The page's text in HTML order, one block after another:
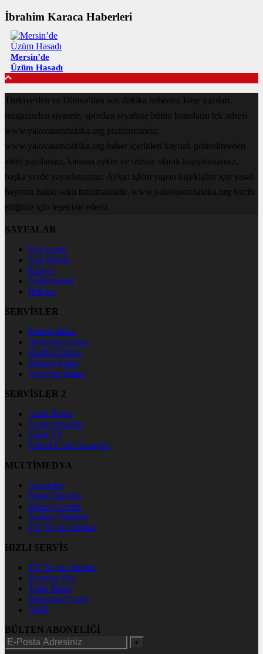
İbrahim Karaca Haberleri
Mersin’de
Üzüm Hasadı
Türkiye'den ve Dünya’dan son dakika haberler, köşe yazıları,
magazinden siyasete, spordan seyahate bütün konuların tek adresi
www.yalovasondakika.org platformunda;
www.yalovasondakika.org haber içerikleri kaynak gösterilmeden
alıntı yapılamaz, kanuna aykırı ve izinsiz olarak kopyalanamaz,
başka yerde yayınlanamaz. Aykırı işlem yapan kişi/kişiler için yasal
başvuru hakkı saklı tutulmaktadır. www.yalovasondakika.org tercih
ettiğiniz için teşekkür ederiz.
SAYFALAR
Üye Girişi
Üye Kaydı
Künye
Hakkımızda
İletişim
SERVİSLER
Futbol İddaa
Basketbol İddaa
Hentbol İddaa
Bilardo İddaa
Voleybol İddaa
SERVİSLER 2
Canlı Borsa
Canlı Sonuçlar
Canlı TV
Futbol Canlı Sonuçlar
MULTİMEDYA
Gazeteler
Hava Durumu
Haber Gönder
Namaz Vakitleri
TV Yayın Akışları
HIZLI SERVİS
TV Yayın Akışları
Yazarlar Site
Tenis İddaa
Basketbol Canlı
AMP
BÜLTEN ABONELİĞİ
+